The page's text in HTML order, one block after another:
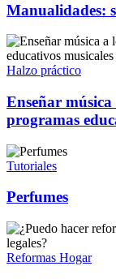
Manualidades:
Halzo práctico
Enseñar música
programas
Tutoriales
Perfumes
Reformas Hogar